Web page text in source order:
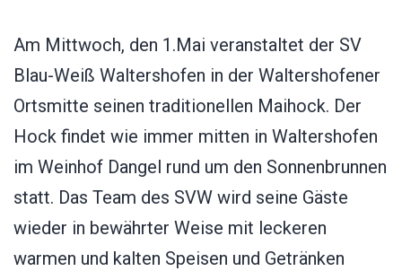
Am Mittwoch, den 1.Mai veranstaltet der SV
Blau-Weiß Waltershofen in der Waltershofener
Ortsmitte seinen traditionellen Maihock. Der
Hock findet wie immer mitten in Waltershofen
im Weinhof Dangel rund um den Sonnenbrunnen
statt. Das Team des SVW wird seine Gäste
wieder in bewährter Weise mit leckeren
warmen und kalten Speisen und Getränken